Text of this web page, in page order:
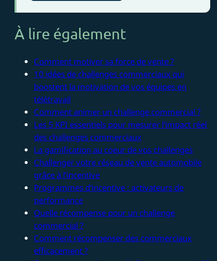
À lire également
Comment motiver sa force de vente ?
10 idées de challenges commerciaux qui
boostent la motivation de vos équipes en
télétravail
Comment animer un challenge commercial ?
Les 5 KPI essentiels pour mesurer l’impact réel
des challenges commerciaux
La gamification au coeur de vos challenges
Challenger votre réseau de vente automobile
grâce à l’incentive
Programmes d’incentive : activateurs de
performance
Quelle récompense pour un challenge
commercial ?
Comment récompenser des commerciaux
efficacement ?